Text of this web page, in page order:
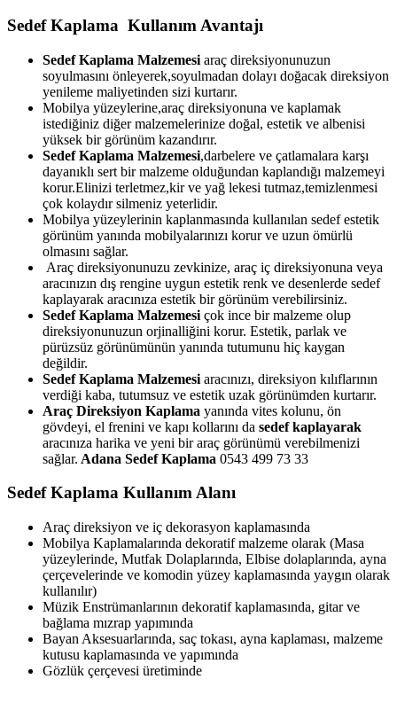
Sedef Kaplama Kullanım Avantajı
Sedef Kaplama Malzemesi araç direksiyonunuzun
soyulmasını önleyerek,soyulmadan dolayı doğacak direksiyon
yenileme maliyetinden sizi kurtarır.
Mobilya yüzeylerine,araç direksiyonuna ve kaplamak
istediğiniz diğer malzemelerinize doğal, estetik ve albenisi
yüksek bir görünüm kazandırır.
Sedef Kaplama Malzemesi,darbelere ve çatlamalara karşı
dayanıklı sert bir malzeme olduğundan kaplandığı malzemeyi
korur.Elinizi terletmez,kir ve yağ lekesi tutmaz,temizlenmesi
çok kolaydır silmeniz yeterlidir.
Mobilya yüzeylerinin kaplanmasında kullanılan sedef estetik
görünüm yanında mobilyalarınızı korur ve uzun ömürlü
olmasını sağlar.
Araç direksiyonunuzu zevkinize, araç iç direksiyonuna veya
aracınızın dış rengine uygun estetik renk ve desenlerde sedef
kaplayarak aracınıza estetik bir görünüm verebilirsiniz.
Sedef Kaplama Malzemesi çok ince bir malzeme olup
direksiyonunuzun orjinalliğini korur. Estetik, parlak ve
pürüzsüz görünümünün yanında tutumunu hiç kaygan
değildir.
Sedef Kaplama Malzemesi aracınızı, direksiyon kılıflarının
verdiği kaba, tutumsuz ve estetik uzak görünümden kurtarır.
Araç Direksiyon Kaplama yanında vites kolunu, ön
gövdeyi, el frenini ve kapı kollarını da sedef kaplayarak
aracınıza harika ve yeni bir araç görünümü verebilmenizi
sağlar. Adana Sedef Kaplama 0543 499 73 33
Sedef Kaplama Kullanım Alanı
Araç direksiyon ve iç dekorasyon kaplamasında
Mobilya Kaplamalarında dekoratif malzeme olarak (Masa
yüzeylerinde, Mutfak Dolaplarında, Elbise dolaplarında, ayna
çerçevelerinde ve komodin yüzey kaplamasında yaygın olarak
kullanılır)
Müzik Enstrümanlarının dekoratif kaplamasında, gitar ve
bağlama mızrap yapımında
Bayan Aksesuarlarında, saç tokası, ayna kaplaması, malzeme
kutusu kaplamasında ve yapımında
Gözlük çerçevesi üretiminde